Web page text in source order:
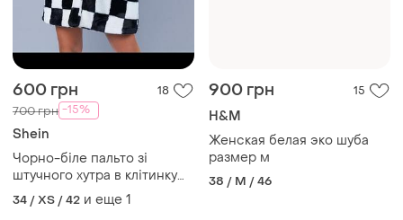
600 грн 18
700 грн -15%
Shein
Чорно-біле пальто зі
штучного хутра в клітинку
shein, монохромний стиль,
подовжена шубка
34 / XS / 42 и еще 1
900 грн 15
H&M
Женская белая эко шуба
размер м
38 / M / 46